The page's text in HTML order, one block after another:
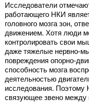
Исследователи
работающего НКИ
головного мозга зон,
движением. Хотя люди
контролировать свои
даже тяжелые нервно-
повреждения опорно-
способность мозга
деятельностью
исследования. Поэтому
связующее звено